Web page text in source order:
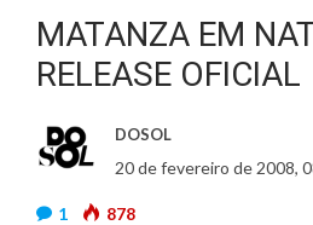
MATANZA EM
RELEASE OFICIAL
DOSOL
20 de fevereiro de 2008,
1 878